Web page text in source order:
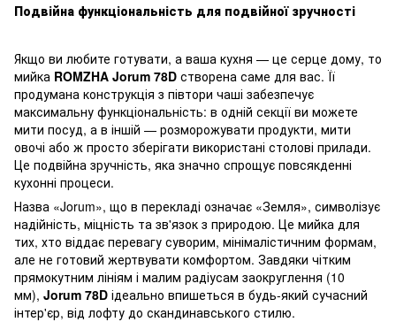
Подвійна функціональність для подвійної зручності
Якщо ви любите готувати, а ваша кухня — це серце дому, то
мийка ROMZHA Jorum 78D створена саме для вас. Її
продумана конструкція з півтори чаші забезпечує
максимальну функціональність: в одній секції ви можете
мити посуд, а в іншій — розморожувати продукти, мити
овочі або ж просто зберігати використані столові прилади.
Це подвійна зручність, яка значно спрощує повсякденні
кухонні процеси.
Назва «Jorum», що в перекладі означає «Земля», символізує
надійність, міцність та зв'язок з природою. Це мийка для
тих, хто віддає перевагу суворим, мінімалістичним формам,
але не готовий жертвувати комфортом. Завдяки чітким
прямокутним лініям і малим радіусам заокруглення (10
мм), Jorum 78D ідеально впишеться в будь-який сучасний
інтер'єр, від лофту до скандинавського стилю.